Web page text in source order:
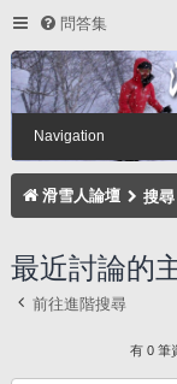
問答集
Navigation
滑雪人論壇 搜尋
最近討論的
前往進階搜尋
有 0 筆